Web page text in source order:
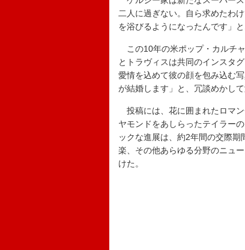
二人に過ぎない。自ら求めたわ
を浴びるようになったんです」
この10年の米ポップ・カルチ
とトラヴィスは共同のインスタ
愛情を込めて彼の顔を包み込む
が結婚します」と、冗談めかして
投稿には、花に囲まれたロマ
ヤモンドをあしらったテイラー
ックな進展は、約2年間の交際
楽、その他あらゆる分野のニュ
けた。